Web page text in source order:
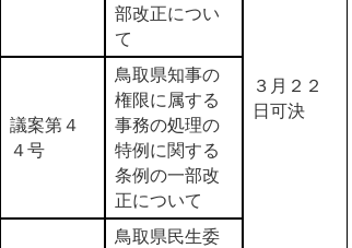
３月２２
日可決
部改正につい
て
議案第４
４号
鳥取県知事の
権限に属する
事務の処理の
特例に関する
条例の一部改
正について
鳥取県民生委